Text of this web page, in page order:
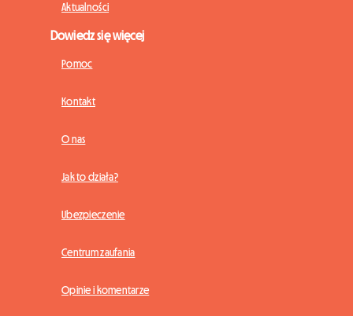
Aktualności
Dowiedz się więcej
Pomoc
Kontakt
O nas
Jak to działa?
Ubezpieczenie
Centrum zaufania
Opinie i komentarze